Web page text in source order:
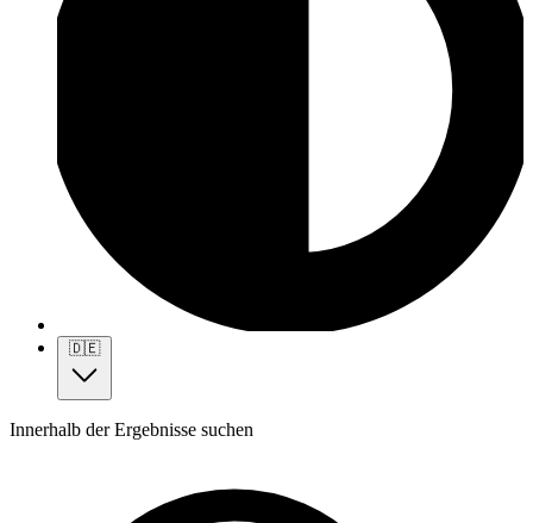
🇩🇪
Innerhalb der Ergebnisse suchen